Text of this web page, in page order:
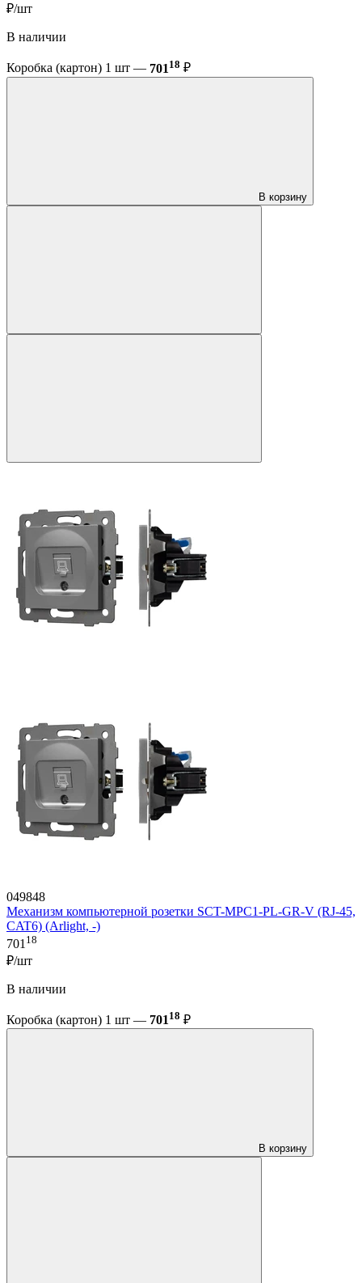
₽/шт
В наличии
Коробка (картон) 1 шт — 701 18 ₽
В корзину
049848
Механизм компьютерной розетки SCT-MPC1-PL-GR-V (RJ-45,
CAT6) (Arlight, -)
701 18
₽/шт
В наличии
Коробка (картон) 1 шт — 701 18 ₽
В корзину